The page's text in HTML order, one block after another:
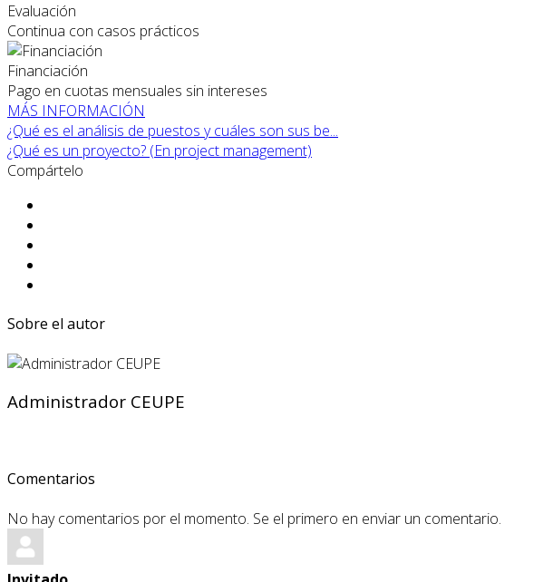
Evaluación
Continua con casos prácticos
Financiación
Pago en cuotas mensuales sin intereses
MÁS INFORMACIÓN
¿Qué es el análisis de puestos y cuáles son sus be...
¿Qué es un proyecto? (En project management)
Compártelo
Sobre el autor
Administrador CEUPE
Comentarios
No hay comentarios por el momento. Se el primero en enviar un comentario.